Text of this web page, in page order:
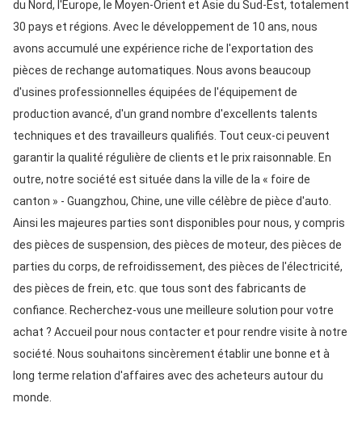
du Nord, l'Europe, le Moyen-Orient et Asie du Sud-Est, totalement
30 pays et régions. Avec le développement de 10 ans, nous
avons accumulé une expérience riche de l'exportation des
pièces de rechange automatiques. Nous avons beaucoup
d'usines professionnelles équipées de l'équipement de
production avancé, d'un grand nombre d'excellents talents
techniques et des travailleurs qualifiés. Tout ceux-ci peuvent
garantir la qualité régulière de clients et le prix raisonnable. En
outre, notre société est située dans la ville de la « foire de
canton » - Guangzhou, Chine, une ville célèbre de pièce d'auto.
Ainsi les majeures parties sont disponibles pour nous, y compris
des pièces de suspension, des pièces de moteur, des pièces de
parties du corps, de refroidissement, des pièces de l'électricité,
des pièces de frein, etc. que tous sont des fabricants de
confiance. Recherchez-vous une meilleure solution pour votre
achat ? Accueil pour nous contacter et pour rendre visite à notre
société. Nous souhaitons sincèrement établir une bonne et à
long terme relation d'affaires avec des acheteurs autour du
monde.